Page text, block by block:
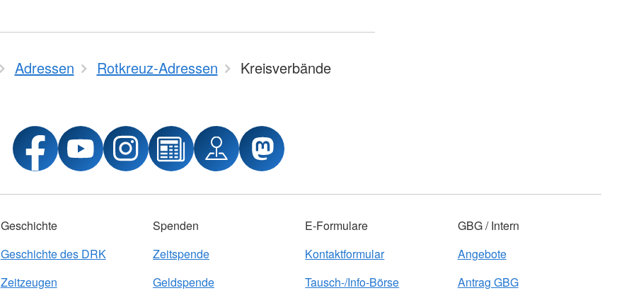
Adressen Rotkreuz-Adressen Kreisverbände
Geschichte
Geschichte des DRK
Zeitzeugen
Spenden
Zeitspende
Geldspende
E-Formulare
Kontaktformular
Tausch-/Info-Börse
GBG / Intern
Angebote
Antrag GBG